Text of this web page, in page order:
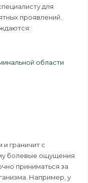
для
проявлений.
области
граничит с
болевые ощущения
приниматься за
Например, у